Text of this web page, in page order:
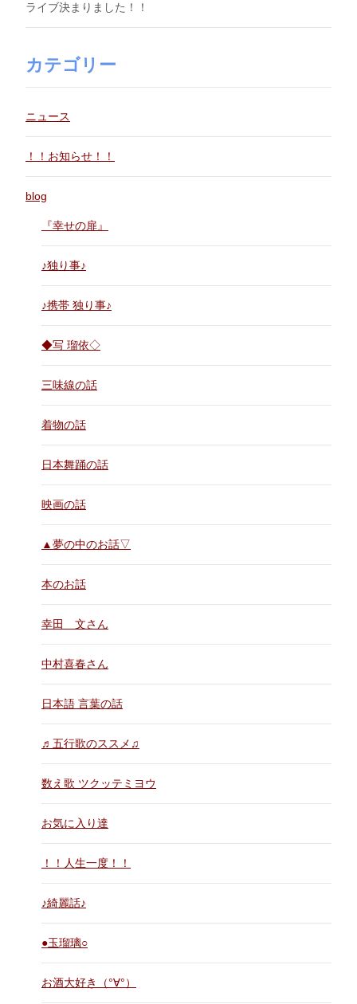
ライブ決まりました！！
カテゴリー
ニュース
！！お知らせ！！
blog
『幸せの扉』
♪独り事♪
♪携帯 独り事♪
◆写 瑠依◇
三味線の話
着物の話
日本舞踊の話
映画の話
▲夢の中のお話▽
本のお話
幸田 文さん
中村喜春さん
日本語 言葉の話
♬五行歌のススメ♫
数え歌 ツクッテミヨウ
お気に入り達
！！人生一度！！
♪綺麗話♪
●玉瑠璃○
お酒大好き（°∀°）